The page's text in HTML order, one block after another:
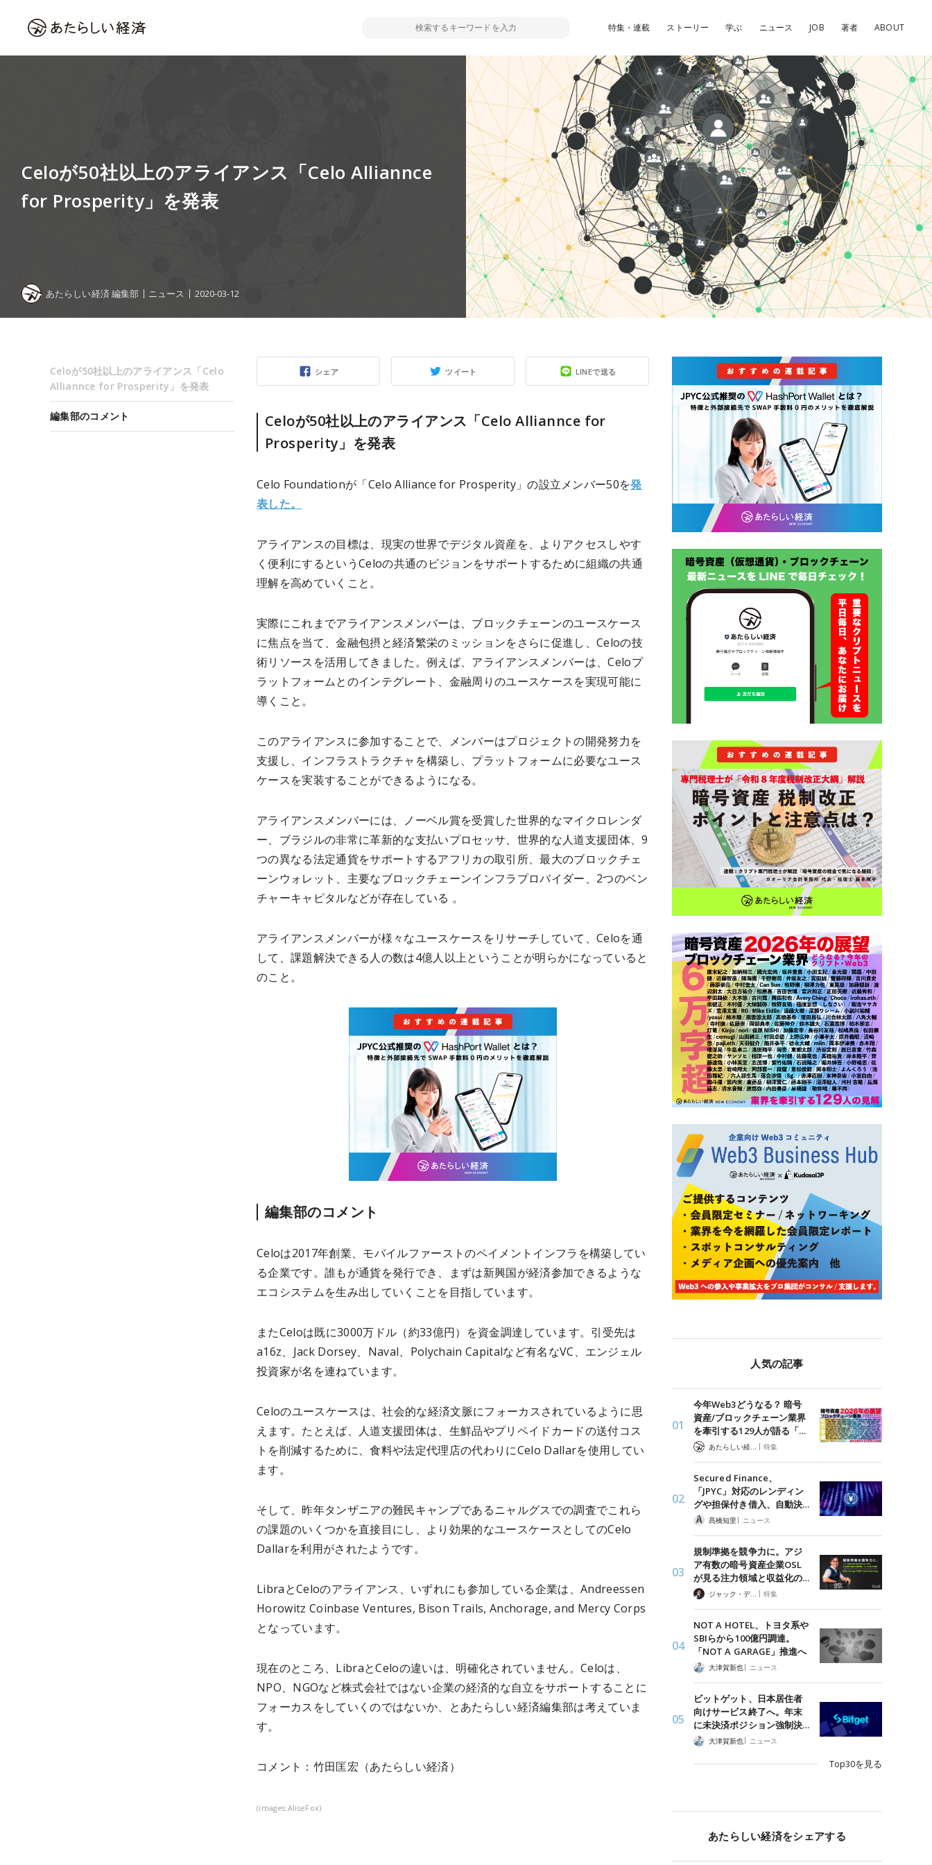
特集・連載 ストーリー 学ぶ ニュース JOB 著者 ABOUT
Celoが50社以上のアライアンス「Celo Alliannce
for Prosperity」を発表
あたらしい経済 編集部 ニュース 2020-03-12
シェア ツイート LINEで送る
Celoが50社以上のアライアンス「Celo Alliannce for
Prosperity」を発表
Celo Foundationが「Celo Alliance for Prosperity」の設立メンバー50を発
表した。
アライアンスの目標は、現実の世界でデジタル資産を、よりアクセスしやす
く便利にするというCeloの共通のビジョンをサポートするために組織の共通
理解を高めていくこと。
実際にこれまでアライアンスメンバーは、ブロックチェーンのユースケース
に焦点を当て、金融包摂と経済繁栄のミッションをさらに促進し、Celoの技
術リソースを活用してきました。例えば、アライアンスメンバーは、Celoプ
ラットフォームとのインテグレート、金融周りのユースケースを実現可能に
導くこと。
このアライアンスに参加することで、メンバーはプロジェクトの開発努力を
支援し、インフラストラクチャを構築し、プラットフォームに必要なユース
ケースを実装することができるようになる。
アライアンスメンバーには、ノーベル賞を受賞した世界的なマイクロレンダ
ー、ブラジルの非常に革新的な支払いプロセッサ、世界的な人道支援団体、9
つの異なる法定通貨をサポートするアフリカの取引所、最大のブロックチェ
ーンウォレット、主要なブロックチェーンインフラプロバイダー、2つのベン
チャーキャピタルなどが存在している 。
アライアンスメンバーが様々なユースケースをリサーチしていて、Celoを通
して、課題解決できる人の数は4億人以上ということが明らかになっていると
のこと。
編集部のコメント
Celoは2017年創業、モバイルファーストのペイメントインフラを構築してい
る企業です。誰もが通貨を発行でき、まずは新興国が経済参加できるような
エコシステムを生み出していくことを目指しています。
またCeloは既に3000万ドル（約33億円）を資金調達しています。引受先は
a16z、Jack Dorsey、Naval、Polychain Capitalなど有名なVC、エンジェル
投資家が名を連ねています。
Celoのユースケースは、社会的な経済文脈にフォーカスされているように思
えます。たとえば、人道支援団体は、生鮮品やプリペイドカードの送付コス
トを削減するために、食料や法定代理店の代わりにCelo Dallarを使用してい
ます。
そして、昨年タンザニアの難民キャンプであるニャルグスでの調査でこれら
の課題のいくつかを直接目にし、より効果的なユースケースとしてのCelo
Dallarを利用がされたようです。
LibraとCeloのアライアンス、いずれにも参加している企業は、Andreessen
Horowitz Coinbase Ventures, Bison Trails, Anchorage, and Mercy Corps
となっています。
現在のところ、LibraとCeloの違いは、明確化されていません。Celoは、
NPO、NGOなど株式会社ではない企業の経済的な自立をサポートすることに
フォーカスをしていくのではないか、とあたらしい経済編集部は考えていま
す。
コメン ト：竹田匡宏（あたらしい経済）
(images:AliseFox)
Celoが50社以上のアライアンス「Celo
Alliannce for Prosperity」を発表
編集部のコメント
人気の記事
今年Web3どうなる？ 暗号
資産/ブロックチェーン業界
を牽引する129人が語る「…
| 特集
Secured Finance、
「JPYC」対応のレンディン
グや担保付き借入、自動決…
髙橋知里 | ニュース
規制準拠を競争力に。アジ
ア有数の暗号資産企業OSL
が見る注力領域と収益化の…
ジャック・デロン（Jack Derong） | 特集
NOT A HOTEL、トヨタ系や
SBIらから100億円調達。
「NOT A GARAGE」推進へ
大津賀新也| ニュース
ビットゲット、日本居住者
向けサービス終了へ。年末
に未決済ポジション強制決…
大津賀新也| ニュース
Top30を見る
あたらしい経済をシェアする